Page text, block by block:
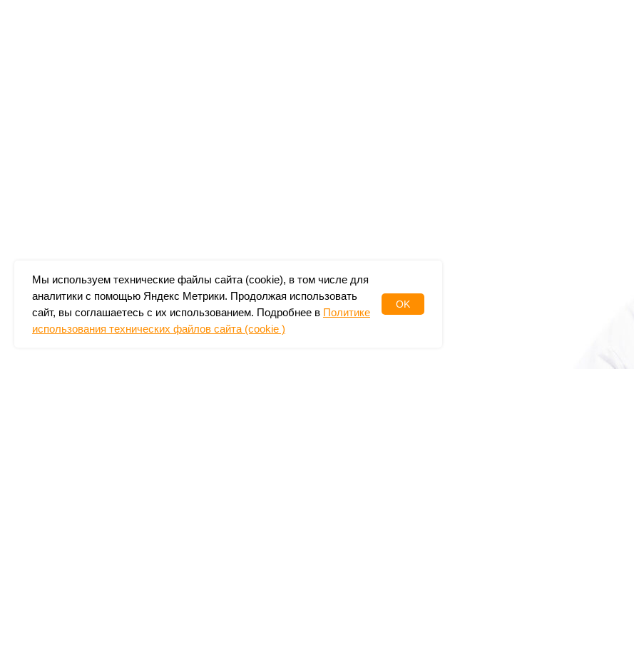
Мы используем технические файлы сайта (cookie), в том числе для
аналитики с помощью Яндекс Метрики. Продолжая использовать
сайт, вы соглашаетесь с их использованием. Подробнее в Политике
использования технических файлов сайта (cookie )
OK